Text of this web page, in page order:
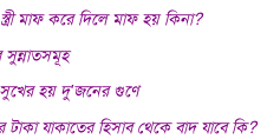
মাফ করে দিলে মাফ হয় কিনা?
সুন্নাতসমূহ
হয় দু’জনের গুণে
টাকা যাকাতের হিসাব থেকে বাদ যাবে কি?